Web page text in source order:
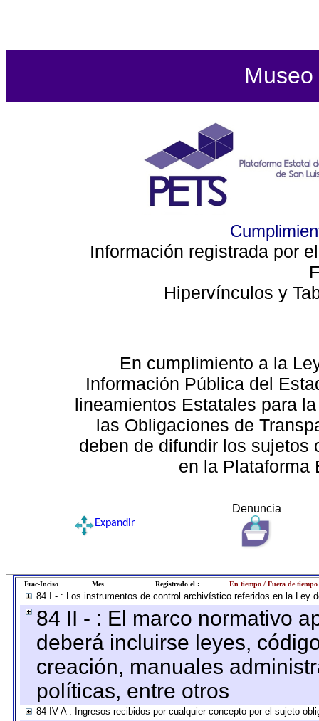
Información registrada por
Hipervínculos y
En cumplimiento a la
Información Pública del
lineamientos Estatales para
las Obligaciones de
deben de difundir los sujetos
en la Plataforma
Denuncia
Expandir
Frac-Inciso Mes Registrado el : En tiempo / Fuera de tiempo
84 I - : Los instrumentos de control archivístico referidos en la Ley
84 II - : El marco normativo
deberá incluirse leyes,
creación, manuales
políticas, entre otros
84 IV A : Ingresos recibidos por cualquier concepto por el sujeto